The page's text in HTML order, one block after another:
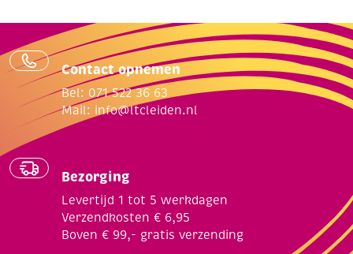
Contact opnemen
Bel: 071 522 36 63
Mail: info@ltcleiden.nl
Bezorging
Levertijd 1 tot 5 werkdagen
Verzendkosten € 6,95
Boven € 99,- gratis verzending